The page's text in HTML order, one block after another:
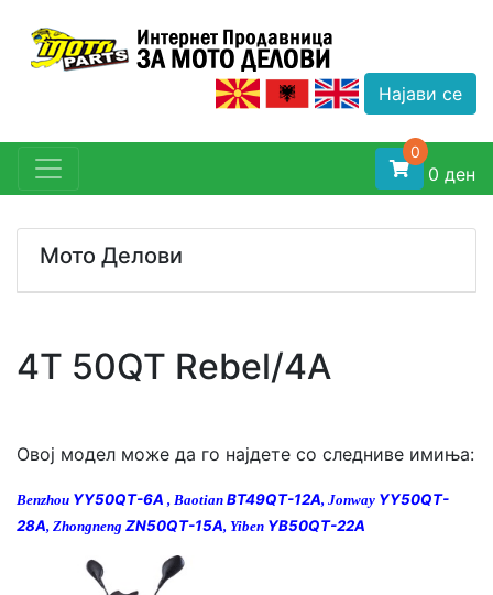
Најави се
0
0 ден
Мото Делови
Одбери Бренд
Одбери Модел
Одбери Година
4T 50QT Rebel/4A
Овој модел може да го најдете со следниве имиња:
Benzhou YY50QT-6A , Baotian BT49QT-12A, Jonway YY50QT-
28A, Zhongneng ZN50QT-15A, Yiben YB50QT-22A